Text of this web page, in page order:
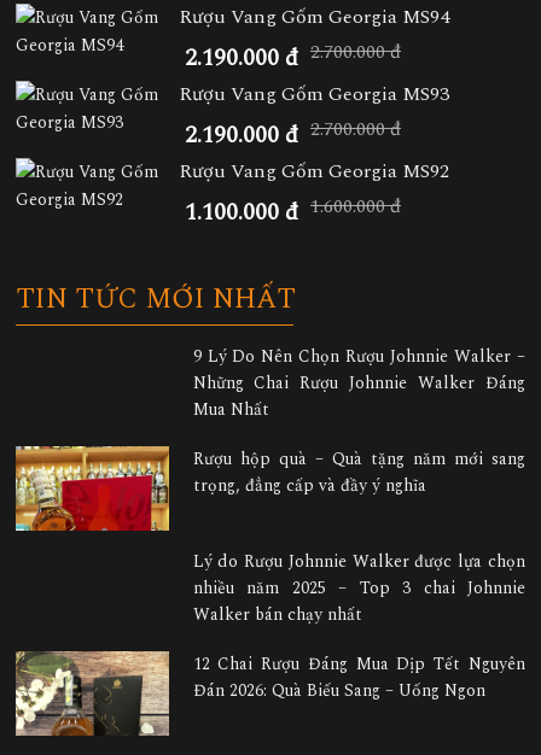
Rượu Vang Gốm Georgia MS94
2.190.000 đ 2.700.000 đ
Rượu Vang Gốm Georgia MS93
2.190.000 đ 2.700.000 đ
Rượu Vang Gốm Georgia MS92
1.100.000 đ 1.600.000 đ
TIN TỨC MỚI NHẤT
9 Lý Do Nên Chọn Rượu Johnnie Walker –
Những Chai Rượu Johnnie Walker Đáng
Mua Nhất
Rượu hộp quà – Quà tặng năm mới sang
trọng, đẳng cấp và đầy ý nghĩa
Lý do Rượu Johnnie Walker được lựa chọn
nhiều năm 2025 – Top 3 chai Johnnie
Walker bán chạy nhất
12 Chai Rượu Đáng Mua Dịp Tết Nguyên
Đán 2026: Quà Biếu Sang – Uống Ngon